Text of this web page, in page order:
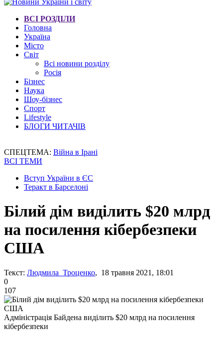
ВСІ РОЗДІЛИ
Головна
Україна
Місто
Світ
Всі новини розділу
Росія
Бізнес
Наука
Шоу-бізнес
Спорт
Lifestyle
БЛОГИ ЧИТАЧІВ
СПЕЦТЕМА: Війна в Ірані
ВСІ ТЕМИ
Вступ України в ЄС
Теракт в Барселоні
Білий дім виділить $20 млрд
на посилення кібербезпеки
США
Текст: Людмила Троценко, 18 травня 2021, 18:01
0
107
Адміністрація Байдена виділить $20 млрд на посилення
кібербезпеки